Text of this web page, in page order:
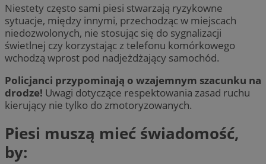
Niestety często sami piesi stwarzają ryzykowne
sytuacje, między innymi, przechodząc w miejscach
niedozwolonych, nie stosując się do sygnalizacji
świetlnej czy korzystając z telefonu komórkowego
wchodzą wprost pod nadjeżdżający samochód.
Policjanci przypominają o wzajemnym szacunku na
drodze! Uwagi dotyczące respektowania zasad ruchu
kierujący nie tylko do zmotoryzowanych.
Piesi muszą mieć świadomość,
by: